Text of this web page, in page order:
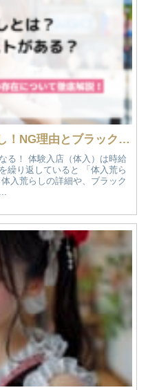
やってはいけない体入荒らし！NG理由とブラックリストの存在について徹底解説！｜おすすめ夜遊び情報
る！ 体験入店（体入）は時給
繰り返していると 「体入荒ら
入荒らしの詳細や、ブラック